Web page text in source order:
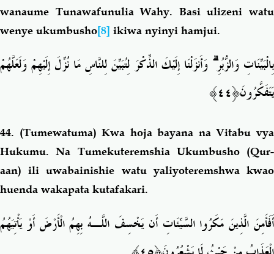
wanaume Tunawafunulia Wahy. Basi ulizeni watu
wenye ukumbusho[8] ikiwa nyinyi hamjui.
بِالْبَيِّنَاتِ وَالزُّبُرِۗ وَأَنزَلْنَا إِلَيْكَ الذِّكْرَ لِتُبَيِّنَ لِلنَّاسِ مَا نُزِّلَ إِلَيْهِمْ وَلَعَلَّهُمْ
يَتَفَكَّرُونَ﴿٤٤﴾
44. (Tumewatuma) Kwa hoja bayana na Vitabu vya
Hukumu. Na Tumekuteremshia Ukumbusho (Qur-
aan) ili uwabainishie watu yaliyoteremshwa kwao
huenda wakapata kutafakari.
أَفَأَمِنَ الَّذِينَ مَكَرُوا السَّيِّئَاتِ أَن يَخْسِفَ اللَّـهُ بِهِمُ الْأَرْضَ أَوْ يَأْتِيَهُمُ